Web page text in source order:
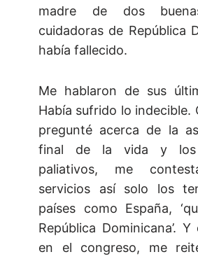
madre de dos
cuidadoras de República
había fallecido.
Me hablaron de sus
Había sufrido lo indecible.
pregunté acerca de la
final de la vida y los
paliativos, me
servicios así solo los
países como España,
República Dominicana’.
en el congreso, me